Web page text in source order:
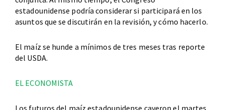
estadounidense podría considerar si participará en los
asuntos que se discutirán en la revisión, y cómo hacerlo.
El maíz se hunde a mínimos de tres meses tras reporte
del USDA.
EL ECONOMISTA